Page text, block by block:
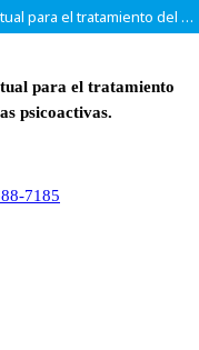
Plan de psicoterapia cognitivo-conductual para el tratamiento del consumo problemático de sustancias psicoactivas